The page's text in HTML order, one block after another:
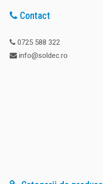
Contact
0725 588 322
info@soldec.ro